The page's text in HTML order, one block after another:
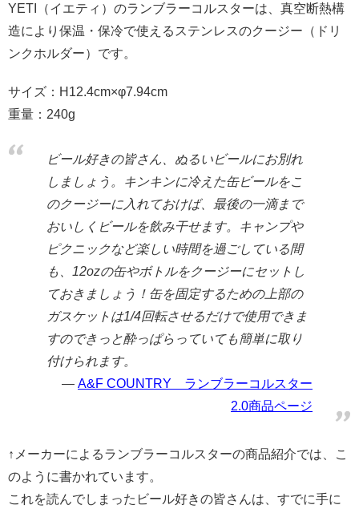
YETI（イエティ）のランブラーコルスターは、真空断熱構
造により保温・保冷で使えるステンレスのクージー（ドリ
ンクホルダー）です。
サイズ：H12.4cm×φ7.94cm
重量：240g
ビール好きの皆さん、ぬるいビールにお別れ
しましょう。キンキンに冷えた缶ビールをこ
のクージーに入れておけば、最後の一滴まで
おいしくビールを飲み干せます。キャンプや
ピクニックなど楽しい時間を過ごしている間
も、12ozの缶やボトルをクージーにセットし
ておきましょう！缶を固定するための上部の
ガスケットは1/4回転させるだけで使用できま
すのできっと酔っぱらっていても簡単に取り
付けられます。
A&F COUNTRY ランブラーコルスター
2.0商品ページ
↑メーカーによるランブラーコルスターの商品紹介では、こ
のように書かれています。
これを読んでしまったビール好きの皆さんは、すでに手に